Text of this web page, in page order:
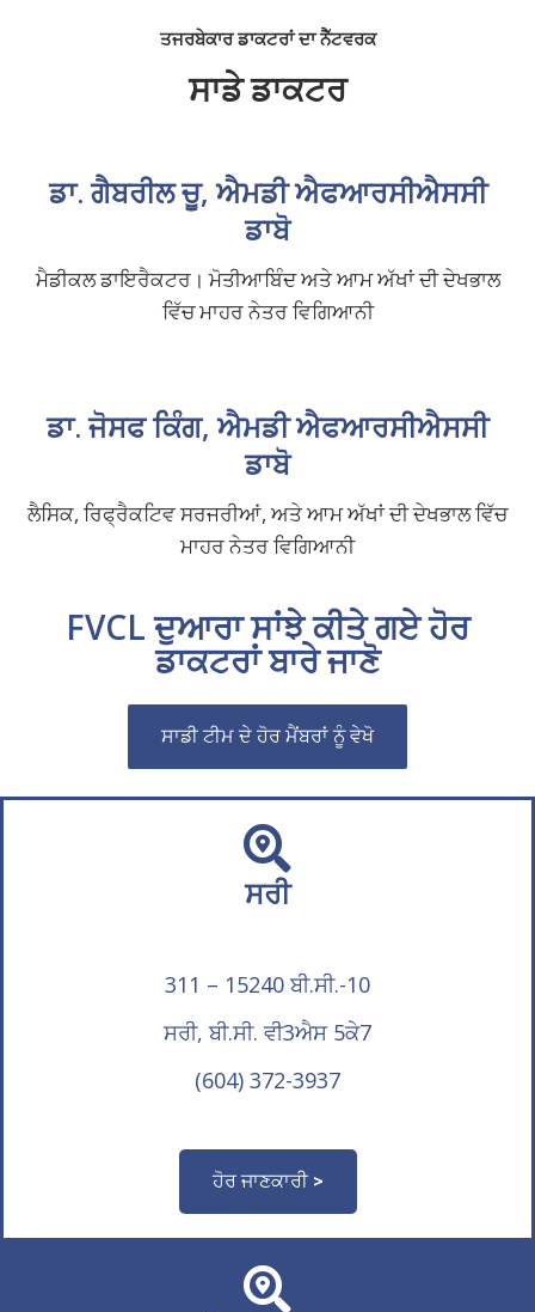
ਤਜਰਬੇਕਾਰ ਡਾਕਟਰਾਂ ਦਾ ਨੈੱਟਵਰਕ
ਸਾਡੇ ਡਾਕਟਰ
ਡਾ. ਗੈਬਰੀਲ ਚੂ, ਐਮਡੀ ਐਫਆਰਸੀਐਸਸੀ
ਡਾਬੋ
ਮੈਡੀਕਲ ਡਾਇਰੈਕਟਰ। ਮੋਤੀਆਬਿੰਦ ਅਤੇ ਆਮ ਅੱਖਾਂ ਦੀ ਦੇਖਭਾਲ
ਵਿੱਚ ਮਾਹਰ ਨੇਤਰ ਵਿਗਿਆਨੀ
ਡਾ. ਜੋਸਫ ਕਿੰਗ, ਐਮਡੀ ਐਫਆਰਸੀਐਸਸੀ
ਡਾਬੋ
ਲੈਸਿਕ, ਰਿਫ੍ਰੈਕਟਿਵ ਸਰਜਰੀਆਂ, ਅਤੇ ਆਮ ਅੱਖਾਂ ਦੀ ਦੇਖਭਾਲ ਵਿੱਚ
ਮਾਹਰ ਨੇਤਰ ਵਿਗਿਆਨੀ
FVCL ਦੁਆਰਾ ਸਾਂਝੇ ਕੀਤੇ ਗਏ ਹੋਰ
ਡਾਕਟਰਾਂ ਬਾਰੇ ਜਾਣੋ
ਸਾਡੀ ਟੀਮ ਦੇ ਹੋਰ ਮੈਂਬਰਾਂ ਨੂੰ ਵੇਖੋ
ਸਰੀ
311 – 15240 ਬੀ.ਸੀ.-10
ਸਰੀ, ਬੀ.ਸੀ. ਵੀ3ਐਸ 5ਕੇ7
(604) 372-3937
ਹੋਰ ਜਾਣਕਾਰੀ >